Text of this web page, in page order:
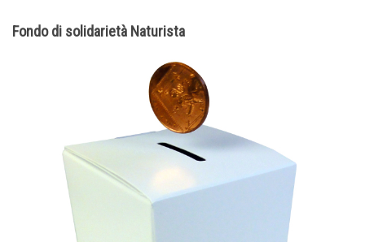
Fondo di solidarietà Naturista